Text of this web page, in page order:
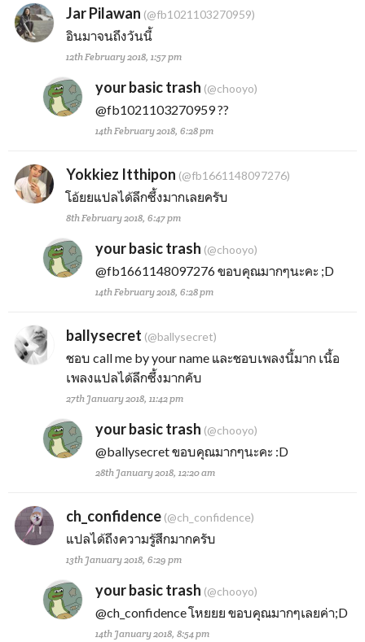
Jar Pilawan (@fb1021103270959)
อินมาจนถึงวันนี้
12th February 2018, 1:57 pm
your basic trash (@chooyo)
@fb1021103270959??
14th February 2018, 6:28 pm
Yokkiez Itthipon (@fb1661148097276)
โอ้ยยแปลได้ลึกซึ้งมากเลยครับ
8th February 2018, 6:47 pm
your basic trash (@chooyo)
@fb1661148097276ขอบคุณมากๆนะคะ ;D
14th February 2018, 6:28 pm
ballysecret (@ballysecret)
ชอบ call me by your name และชอบเพลงนี้มาก เนื้อ
เพลงแปลได้ลึกซึ้งมากคับ
27th January 2018, 11:42 pm
your basic trash (@chooyo)
@ballysecretขอบคุณมากๆนะคะ :D
28th January 2018, 12:20 am
ch_confidence (@ch_confidence)
แปลได้ถึงความรู้สึกมากครับ
13th January 2018, 6:29 pm
your basic trash (@chooyo)
@ch_confidenceโหยยย ขอบคุณมากๆเลยค่า;D
14th January 2018, 8:54 pm